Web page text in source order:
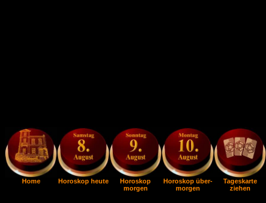
Home Horoskop heute
Horoskop
morgen
Horoskop über-
morgen
Tageskarte
ziehen